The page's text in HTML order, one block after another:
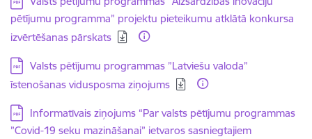
pētījumu programma” projektu pieteikumu atklātā konkursa
izvērtēšanas pārskats
Lejupielādēt:
Valsts pētījumu programmas ”Latviešu valoda”
īstenošanas vidusposma ziņojums
Lejupielādēt:
Informatīvais ziņojums “Par valsts pētījumu programmas
”Covid-19 seku mazināšanai” ietvaros sasniegtajiem